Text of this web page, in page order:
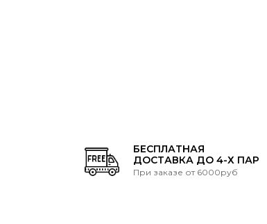
БЕСПЛАТНАЯ
ДОСТАВКА ДО 4-Х ПАР
При заказе от 6000руб